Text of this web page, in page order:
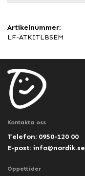
Artikelnummer:
LF-ATKITLBSEM
Kontakta oss
Telefon: 0950-120 00
E-post: info@nordik.se
Öppettider